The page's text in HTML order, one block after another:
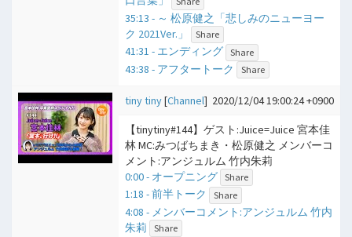
35:13 - ​～ 松原健之「悲しみのニューヨー
ク 2021Ver.」
Share
41:31 - エンディング Share
43:38 - アフタートーク Share
tiny tiny[Channel] 2020/12/04 19:00:24 +0900
【tinytiny#144】ゲスト:Juice=Juice 宮本佳
林 MC:みつばちまき・松原健之 メンバーコ
メント:アンジュルム 竹内朱莉
0:00 - オープニング Share
1:18 - 前半トーク Share
4:08 - メンバーコメント:アンジュルム 竹内
朱莉
Share